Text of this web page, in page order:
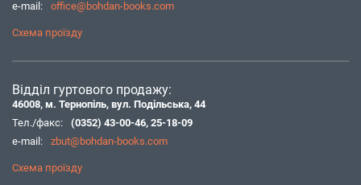
e-mail:
office@bohdan-books.com
Схема проїзду
Відділ гуртового продажу:
46008, м. Тернопіль, вул. Подільська, 44
Тел./факс:
(0352) 43-00-46, 25-18-09
e-mail:
zbut@bohdan-books.com
Схема проїзду